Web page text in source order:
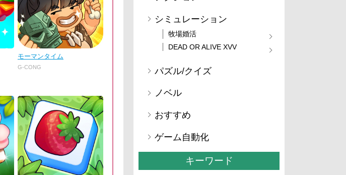
モーマンタイム
G-CONG
シミュレーション
牧場婚活
DEAD OR ALIVE XVV
パズル/クイズ
ノベル
おすすめ
ゲーム自動化
キーワード